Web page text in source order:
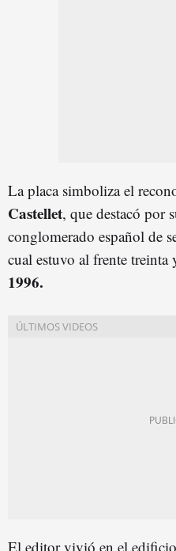
La placa simboliza el
Castellet, que destacó por
conglomerado español de
cual estuvo al frente treinta
1996.
El editor vivió en el